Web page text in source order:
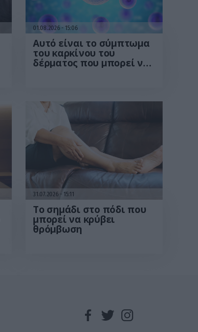
01.08.2026 15:06
Αυτό είναι το σύμπτωμα
του καρκίνου του
δέρματος που μπορεί να
31.07.2026 15:11
Το σημάδι στο πόδι που
μπορεί να κρύβει
θρόμβωση